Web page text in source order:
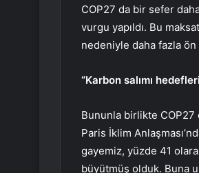
COP27 da bir sefer
vurgu yapıldı. Bu
nedeniyle daha fazla ön
“Karbon salımı
Bununla birlikte COP27
Paris İklim
gayemiz, yüzde 41
büyütmüş olduk. Buna